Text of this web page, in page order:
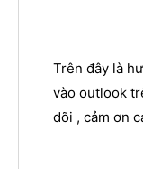
Trên đây là
vào outlook
dõi , cảm ơn